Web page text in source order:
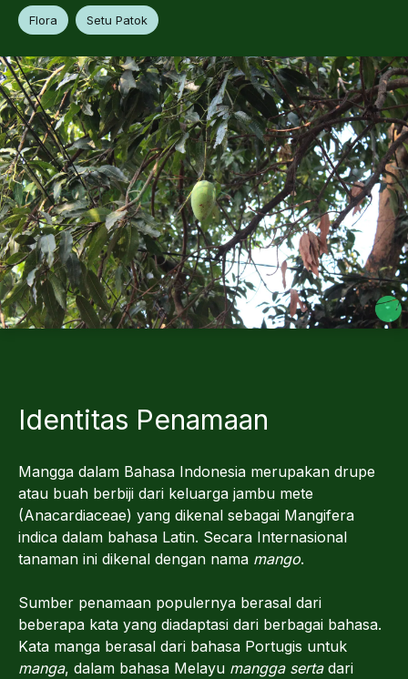
Flora Setu Patok
Identitas Penamaan
Mangga dalam Bahasa Indonesia merupakan drupe
atau buah berbiji dari keluarga jambu mete
(Anacardiaceae) yang dikenal sebagai Mangifera
indica dalam bahasa Latin. Secara Internasional
tanaman ini dikenal dengan nama mango.
Sumber penamaan populernya berasal dari
beberapa kata yang diadaptasi dari berbagai bahasa.
Kata manga berasal dari bahasa Portugis untuk
manga, dalam bahasa Melayu mangga sertadari